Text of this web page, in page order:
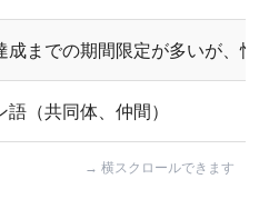
成までの期間限定が多いが、恒
語（共同体、仲間）